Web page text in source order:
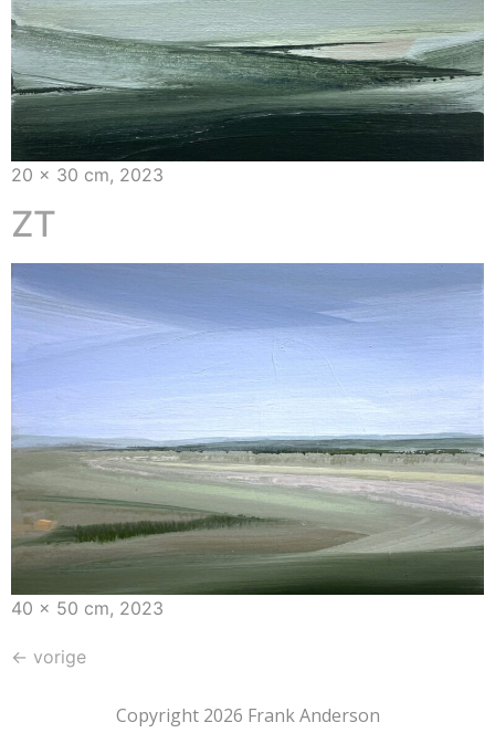
20 x 30 cm, 2023
ZT
40 x 50 cm, 2023
← vorige
Copyright 2026 Frank Anderson